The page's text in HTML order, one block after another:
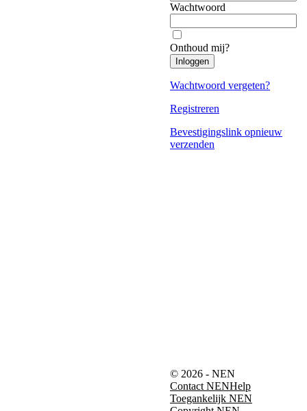
Wachtwoord
Onthoud mij?
Inloggen
Wachtwoord vergeten?
Registreren
Bevestigingslink opnieuw
verzenden
© 2026 - NEN
Contact NENHelp
Toegankelijk NEN